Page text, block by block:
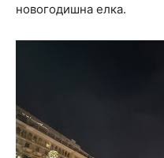
новогодишна елка.